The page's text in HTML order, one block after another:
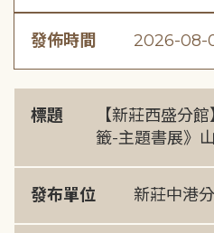
發佈時間 2026-08-
標題
【新莊西盛分
籤-主題書展》
發布單位 新莊中港